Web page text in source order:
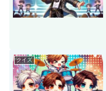
クイズ